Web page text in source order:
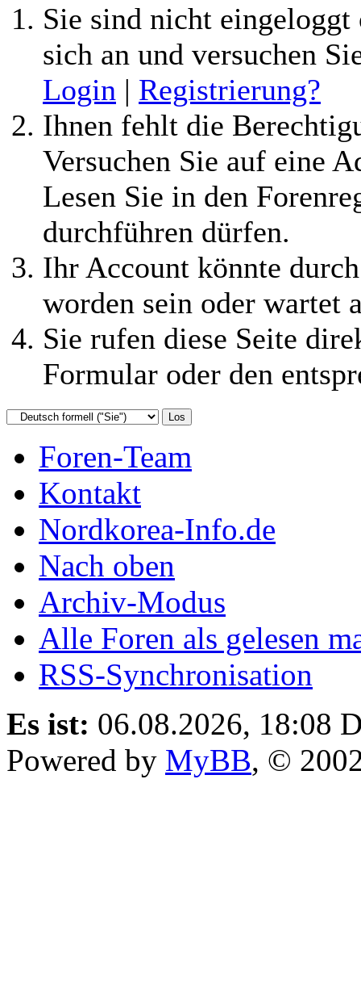
Sie sind nicht
sich an und versuchen
Login | Registrierung?
Ihnen fehlt die
Versuchen Sie auf eine
Lesen Sie in den
durchführen dürfen.
Ihr Account könnte
worden sein oder wartet
Sie rufen diese Seite
Formular oder den
Foren-Team
Kontakt
Nordkorea-Info.de
Nach oben
Archiv-Modus
Alle Foren als gelesen
RSS-Synchronisation
Es ist: 06.08.2026, 18:08
Powered by MyBB, ©